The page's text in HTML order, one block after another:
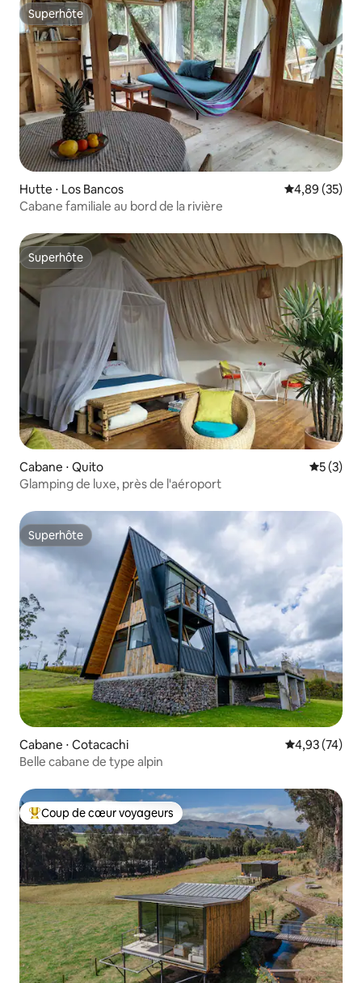
Superhôte
Superhôte
Hutte ⋅ Los Bancos Évaluation
4,89 (35)
Cabane familiale au bord de la rivière
Superhôte
Superhôte
Cabane ⋅ Quito
5 (3)
Glamping de luxe, près de l'aéroport
Superhôte
Superhôte
Cabane ⋅ Cotacachi Évaluation
4,93 (74)
Belle cabane de type alpin
Coups de cœur voyageurs les plus appréciés
Coup de cœur voyageurs